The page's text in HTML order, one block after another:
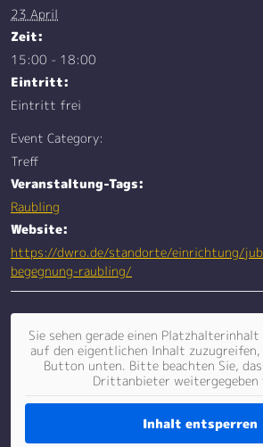
23 April
Zeit:
15:00 - 18:00
Eintritt:
Eintritt frei
Event Category:
Treff
Veranstaltung-Tags:
Raubling
Website:
https://dwro.de/standorte/einrichtung/
begegnung-raubling/
Sie sehen gerade einen Platzhalterinhalt
auf den eigentlichen Inhalt zuzugreifen,
Button unten. Bitte beachten Sie,
Drittanbieter weitergegeben
Inhalt entsperren